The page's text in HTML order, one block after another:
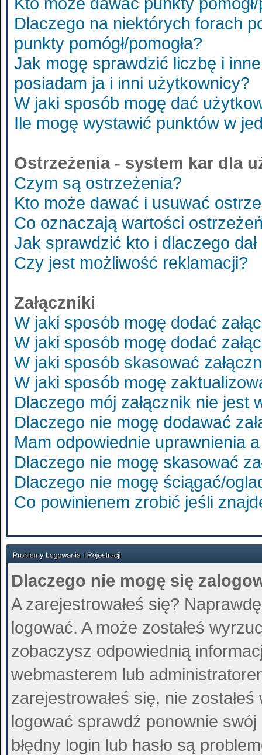
Dlaczego na niektórych forach
punkty pomógł/pomogła?
Jak mogę sprawdzić liczbę i
posiadam ja i inni użytkownicy?
W jaki sposób mogę dać
Ile mogę wystawić punktów w
Ostrzeżenia - system kar dla
Czym są ostrzeżenia?
Kto może dawać i usuwać
Co oznaczają wartości
Jak sprawdzić kto i dlaczego
Czy jest możliwość reklamacji?
Załączniki
W jaki sposób mogę dodać
W jaki sposób mogę dodać
W jaki sposób skasować
W jaki sposób mogę
Dlaczego mój załącznik nie jest
Dlaczego nie mogę dodawać
Mam odpowiednie uprawnienia
Dlaczego nie mogę skasować
Dlaczego nie mogę ściągać/
Co powinienem zrobić jeśli
Dlaczego nie mogę się
A zarejestrowałeś się?
logować. A może zostałeś
zobaczysz odpowiednią
webmasterem lub
zarejestrowałeś się, nie
logować sprawdź ponownie swój
błędny login lub hasło są